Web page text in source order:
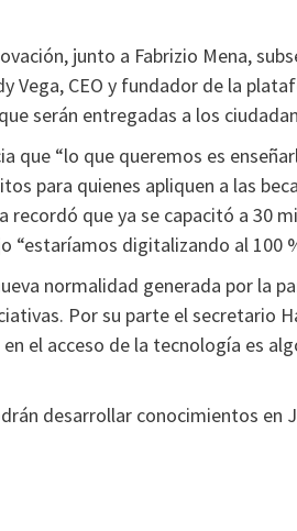
junto a Fabrizio Mena,
Vega, CEO y fundador de la
serán entregadas a los
que “lo que queremos es
para quienes apliquen a las
recordó que ya se capacitó a 30
“estaríamos digitalizando al 100
normalidad generada por la
Por su parte el secretario
el acceso de la tecnología es
desarrollar conocimientos en